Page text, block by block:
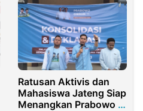
Ratusan Aktivis dan
Mahasiswa Jateng Siap
Menangkan Prabowo –